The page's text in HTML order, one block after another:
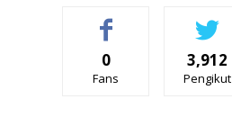
0
Fans
3,912
Pengikut